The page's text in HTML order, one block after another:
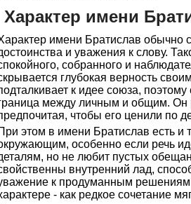
Характер имени
имени Братислав обычно
и уважения к слову.
собранного и
глубокая верность
к идее союза, поэтому
между личным и общим. Он
чтобы его ценили по
этом в имени Братислав есть и
особенно если речь
но не любит пустых
внутренний лад,
к продуманным решениям.
- как редкое сочетание